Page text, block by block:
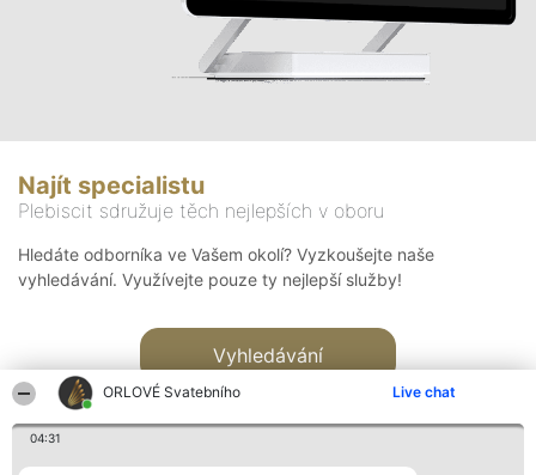
ORLOVÉ Svatebního Live chat
04:31
Najít specialistu
Plebiscit sdružuje těch nejlepších v oboru
Hledáte odborníka ve Vašem okolí? Vyzkoušejte naše
vyhledávání. Využívejte pouze ty nejlepší služby!
Vyhledávání